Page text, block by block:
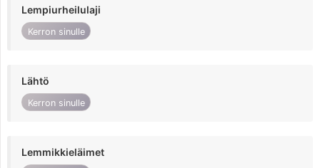
Lempiurheilulaji
Kerron sinulle
Lähtö
Kerron sinulle
Lemmikkieläimet